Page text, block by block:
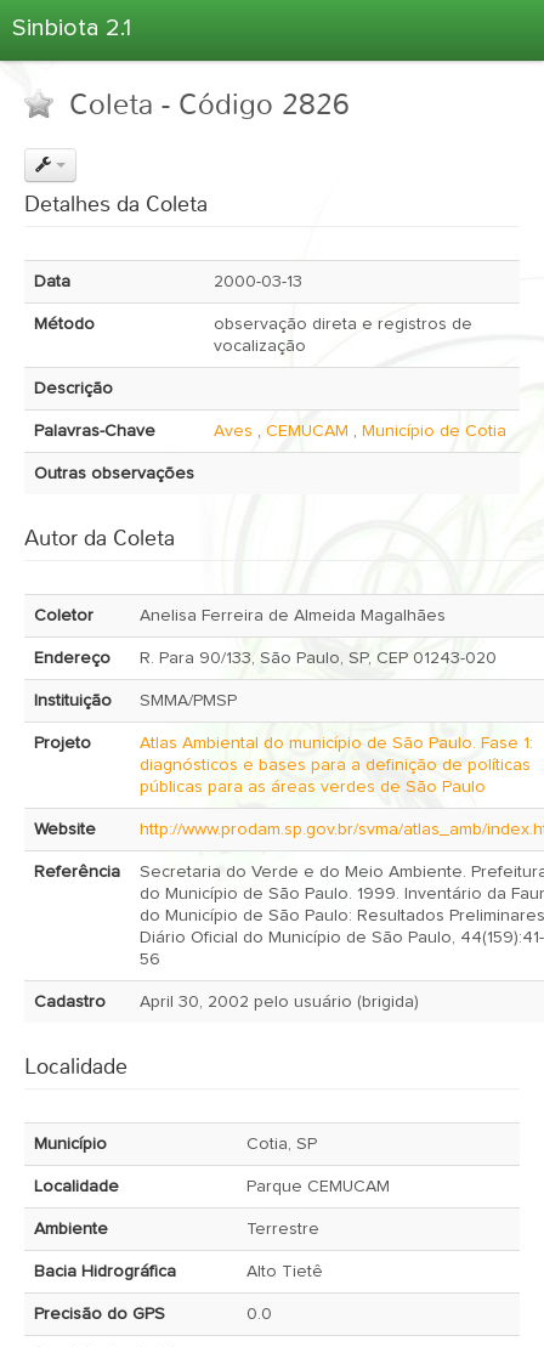
Sinbiota 2.1
Informações Ambientais
Coletas
Atlas 2.1
Sobre o Sinbiota
Login
Coleta - Código 2826
Detalhes da Coleta
Data 2000-03-13
Método
observação direta e registros de
vocalização
Descrição
Palavras-Chave Aves , CEMUCAM , Município de Cotia
Outras observações
Autor da Coleta
Coletor Anelisa Ferreira de Almeida Magalhães
Endereço R. Para 90/133, São Paulo, SP, CEP 01243-020
Instituição SMMA/PMSP
Projeto
Atlas Ambiental do município de São Paulo. Fase 1:
diagnósticos e bases para a definição de políticas
públicas para as áreas verdes de São Paulo
Website http://www.prodam.sp.gov.br/svma/atlas_amb/
Referência
Secretaria do Verde e do Meio Ambiente.
do Município de São Paulo. 1999. Inventário da
do Município de São Paulo: Resultados
Diário Oficial do Município de São Paulo, 44(159):41-
56
Cadastro April 30, 2002 pelo usuário (brigida)
Localidade
Município Cotia, SP
Localidade Parque CEMUCAM
Ambiente Terrestre
Bacia Hidrográfica Alto Tietê
Precisão do GPS 0.0